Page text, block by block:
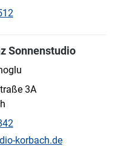
Sonnenstudio
3A
korbach.de